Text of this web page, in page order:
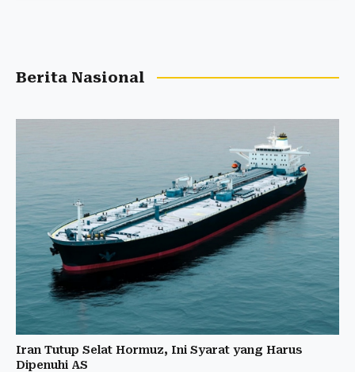
Berita Nasional
Iran Tutup Selat Hormuz, Ini Syarat yang Harus
Dipenuhi AS